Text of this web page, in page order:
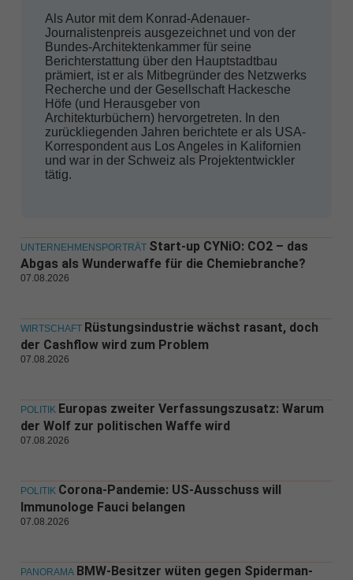
Als Autor mit dem Konrad-Adenauer-
Journalistenpreis ausgezeichnet und von der
Bundes-Architektenkammer für seine
Berichterstattung über den Hauptstadtbau
prämiert, ist er als Mitbegründer des Netzwerks
Recherche und der Gesellschaft Hackesche
Höfe (und Herausgeber von
Architekturbüchern) hervorgetreten. In den
zurückliegenden Jahren berichtete er als USA-
Korrespondent aus Los Angeles in Kalifornien
und war in der Schweiz als Projektentwickler
tätig.
UNTERNEHMENSPORTRÄT Start-up CYNiO: CO2 – das
Abgas als Wunderwaffe für die Chemiebranche?
07.08.2026
WIRTSCHAFT Rüstungsindustrie wächst rasant, doch
der Cashflow wird zum Problem
07.08.2026
POLITIK Europas zweiter Verfassungszusatz: Warum
der Wolf zur politischen Waffe wird
07.08.2026
POLITIK Corona-Pandemie: US-Ausschuss will
Immunologe Fauci belangen
07.08.2026
PANORAMA BMW-Besitzer wüten gegen Spiderman-